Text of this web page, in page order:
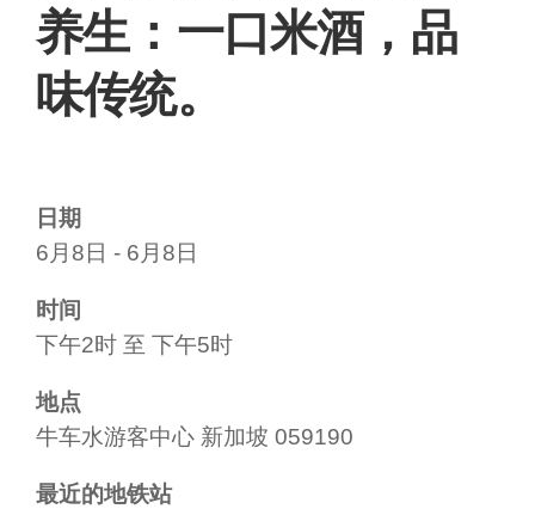
养生：一口米酒，品
味传统。
日期
6月8日 - 6月8日
时间
下午2时 至 下午5时
地点
牛车水游客中心 新加坡 059190
最近的地铁站